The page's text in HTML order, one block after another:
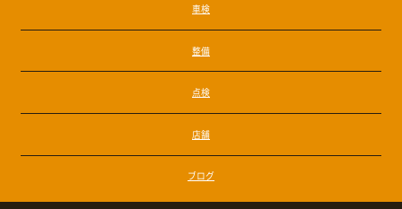
車検
整備
点検
店舗
ブログ